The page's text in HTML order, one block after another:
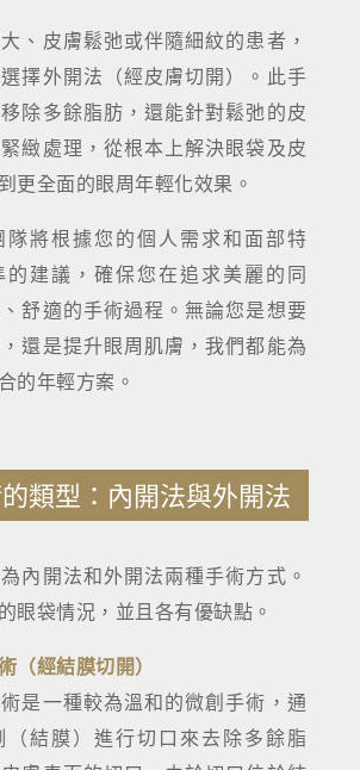
、皮膚鬆弛或伴隨細紋的患者，
擇外開法（經皮膚切開）。此手
除多餘脂肪，還能針對鬆弛的皮
緻處理，從根本上解決眼袋及皮
更全面的眼周年輕化效果。
將根據您的個人需求和面部特
建議，確保您在追求美麗的同
舒適的手術過程。無論您是想要
還是提升眼周肌膚，我們都能為
的年輕方案。
類型：內開法與外開法
內開法和外開法兩種手術方式。
眼袋情況，並且各有優缺點。
（經結膜切開）
是一種較為溫和的微創手術，通
結膜）進行切口來去除多餘脂